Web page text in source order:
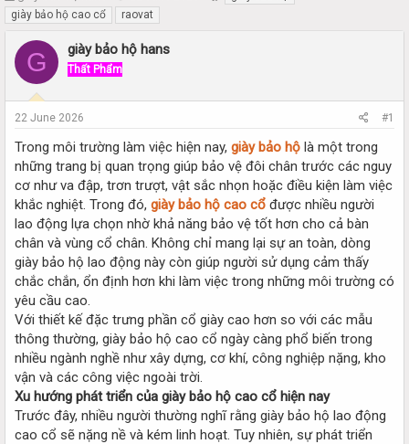
h
r
e
d
a
r
e
r
t
a
r
t
giày bảo hộ cao cổ
raovat
G giày bảo hộ hans
Thất Phẩm
22 June 2026 #1
Trong môi trường làm việc hiện nay, giày bảo hộ là một trong
những trang bị quan trọng giúp bảo vệ đôi chân trước các nguy
cơ như va đập, trơn trượt, vật sắc nhọn hoặc điều kiện làm việc
khắc nghiệt. Trong đó, giày bảo hộ cao cổ được nhiều người
lao động lựa chọn nhờ khả năng bảo vệ tốt hơn cho cả bàn
chân và vùng cổ chân. Không chỉ mang lại sự an toàn, dòng
giày bảo hộ lao động này còn giúp người sử dụng cảm thấy
chắc chắn, ổn định hơn khi làm việc trong những môi trường có
yêu cầu cao.
Với thiết kế đặc trưng phần cổ giày cao hơn so với các mẫu
thông thường, giày bảo hộ cao cổ ngày càng phổ biến trong
nhiều ngành nghề như xây dựng, cơ khí, công nghiệp nặng, kho
vận và các công việc ngoài trời.
Xu hướng phát triển của giày bảo hộ cao cổ hiện nay
Trước đây, nhiều người thường nghĩ rằng giày bảo hộ lao động
cao cổ sẽ nặng nề và kém linh hoạt. Tuy nhiên, sự phát triển